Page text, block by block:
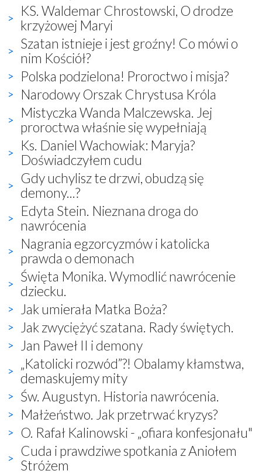
KS. Waldemar Chrostowski, O drodze
krzyżowej Maryi
Szatan istnieje i jest groźny! Co mówi o
nim Kościół?
Polska podzielona! Proroctwo i misja?
Narodowy Orszak Chrystusa Króla
Mistyczka Wanda Malczewska. Jej
proroctwa właśnie się wypełniają
Ks. Daniel Wachowiak: Maryja?
Doświadczyłem cudu
Gdy uchylisz te drzwi, obudzą się
demony...?
Edyta Stein. Nieznana droga do
nawrócenia
Nagrania egzorcyzmów i katolicka
prawda o demonach
Święta Monika. Wymodlić nawrócenie
dziecku.
Jak umierała Matka Boża?
Jak zwyciężyć szatana. Rady świętych.
Jan Paweł II i demony
„Katolicki rozwód”?! Obalamy kłamstwa,
demaskujemy mity
Św. Augustyn. Historia nawrócenia.
Małżeństwo. Jak przetrwać kryzys?
O. Rafał Kalinowski - „ofiara konfesjonału"
Cuda i prawdziwe spotkania z Aniołem
Stróżem